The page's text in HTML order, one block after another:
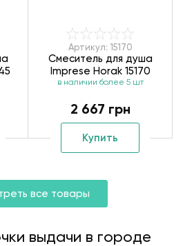
Артикул: 15170
Смеситель для душа
Imprese Horak 15170
в наличии более 5 шт
2 667 грн
Купить
все товары
выдачи в городе